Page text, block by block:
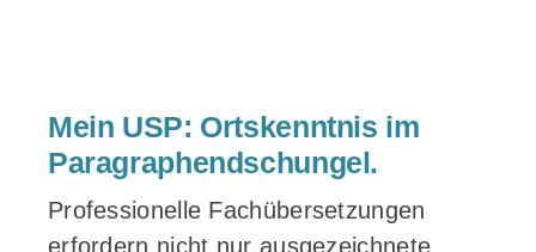
Mein USP: Ortskenntnis im
Paragraphendschungel.
Professionelle Fachübersetzungen
erfordern nicht nur ausgezeichnete